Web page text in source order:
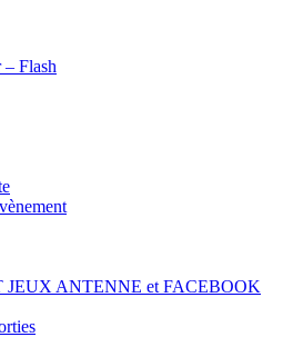
– Flash
JEUX ANTENNE et FACEBOOK